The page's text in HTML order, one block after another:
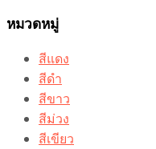
หมวดหมู่
สีแดง
สีดำ
สีขาว
สีม่วง
สีเขียว